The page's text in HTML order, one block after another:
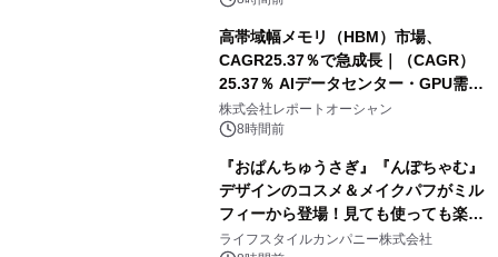
高帯域幅メモリ（HBM）市場、
CAGR25.37％で急成長｜（CAGR）
25.37％ AIデータセンター・GPU需要
拡大が2035年の市場成長を牽引
株式会社レポートオーシャン
8時間前
『おぱんちゅうさぎ』『んぽちゃむ』
デザインのコスメ＆メイクパフがミル
フィーから登場！見ても使っても楽し
い、ポップでキュートなコレクショ
ライフスタイルカンパニー株式会社